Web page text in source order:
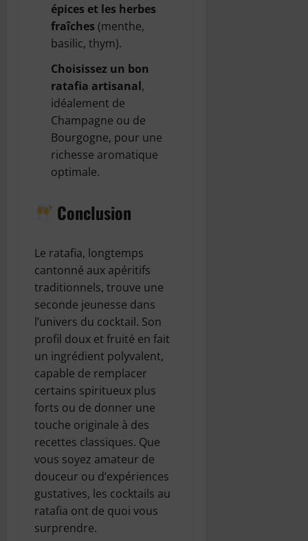
épices et les herbes
fraîches (menthe,
basilic, thym).
Choisissez un bon
ratafia artisanal,
idéalement de
Champagne ou de
Bourgogne, pour une
richesse aromatique
optimale.
Conclusion
Le ratafia, longtemps
cantonné aux apéritifs
traditionnels, trouve une
seconde jeunesse dans
l’univers du cocktail. Son
profil doux et fruité en fait
un ingrédient polyvalent,
capable de remplacer
certains spiritueux plus
forts ou de donner une
touche originale à des
recettes classiques. Que
vous soyez amateur de
douceur ou d’expériences
gustatives, les cocktails au
ratafia ont de quoi vous
surprendre.